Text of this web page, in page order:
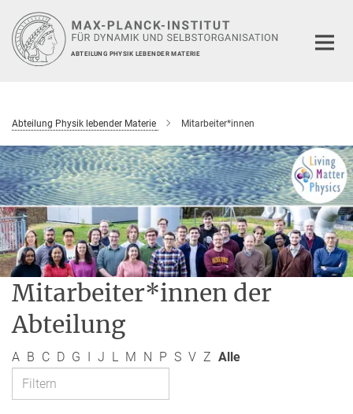
Hauptinhalt
ABTEILUNG PHYSIK LEBENDER MATERIE
Abteilung Physik lebender Materie Mitarbeiter*innen
Mitarbeiter*innen der
Abteilung
A B C D G I J L M N P S V Z Alle